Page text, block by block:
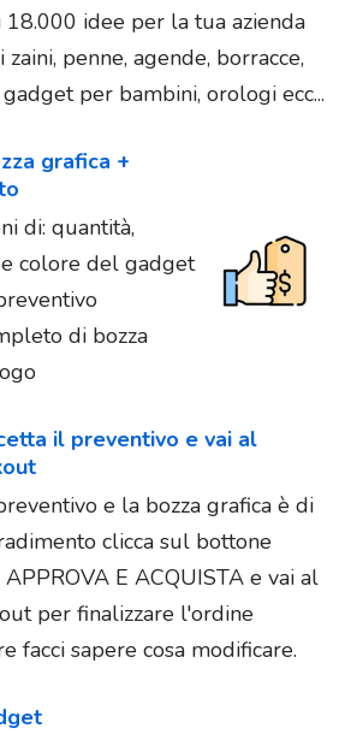
18.000 idee per la tua azienda
zaini, penne, agende, borracce,
gadget per bambini, orologi ecc...
grafica +
di: quantità,
colore del gadget
di bozza
il preventivo e vai al
e la bozza grafica è di
clicca sul bottone
E ACQUISTA e vai al
per finalizzare l'ordine
facci sapere cosa modificare.